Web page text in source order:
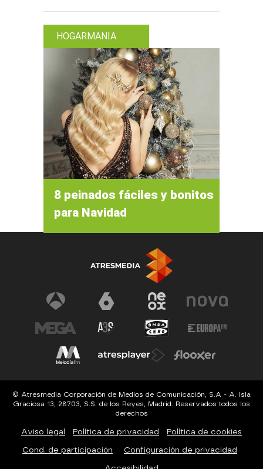
HOGARMANIA
8 peinados fáciles y bonitos
para Navidad
© Atresmedia Corporación de Medios de Comunicación, S.A - A. Isla
Graciosa 13, 28703, S.S. de los Reyes, Madrid. Reservados todos los
derechos
Aviso legal Política de privacidad Política de cookies
Cond. de participación Configuración de privacidad